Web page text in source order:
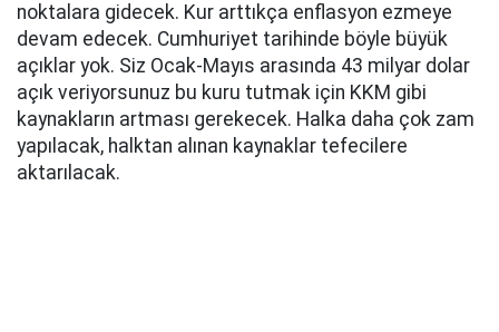
noktalara gidecek. Kur arttıkça enflasyon ezmeye
devam edecek. Cumhuriyet tarihinde böyle büyük
açıklar yok. Siz Ocak-Mayıs arasında 43 milyar dolar
açık veriyorsunuz bu kuru tutmak için KKM gibi
kaynakların artması gerekecek. Halka daha çok zam
yapılacak, halktan alınan kaynaklar tefecilere
aktarılacak.